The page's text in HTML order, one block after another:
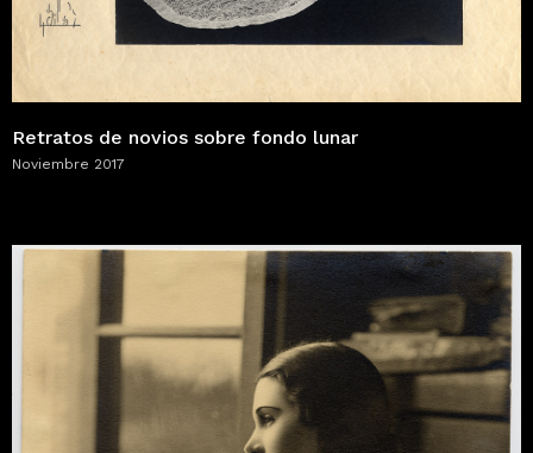
Retratos de novios sobre fondo lunar
Noviembre 2017